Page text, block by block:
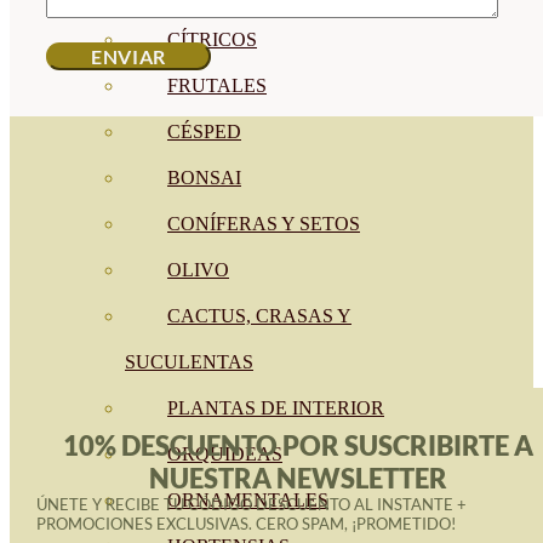
CÍTRICOS
FRUTALES
CÉSPED
BONSAI
CONÍFERAS Y SETOS
OLIVO
CACTUS, CRASAS Y
SUCULENTAS
PLANTAS DE INTERIOR
ORQUIDEAS
ORNAMENTALES
10% DESCUENTO POR SUSCRIBIRTE A
NUESTRA NEWSLETTER
ÚNETE Y RECIBE TU CÓDIGO DESCUENTO AL INSTANTE +
PROMOCIONES EXCLUSIVAS. CERO SPAM, ¡PROMETIDO!